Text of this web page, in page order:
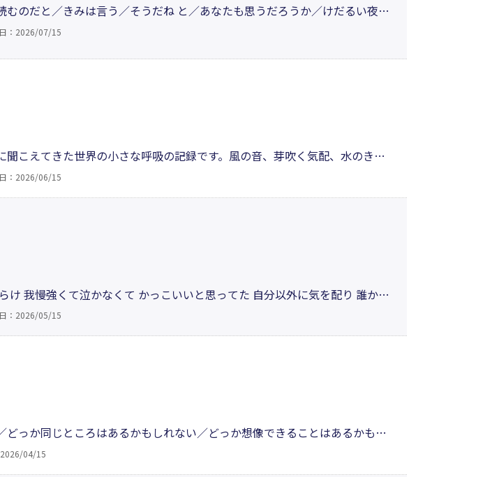
むのだと／きみは言う／そうだね と／あなたも思うだろうか／けだるい夜に
余した感情。読めば救われる、とは言えない。読んでもコンビニエントな
：2026/07/15
聞こえてきた世界の小さな呼吸の記録です。風の音、芽吹く気配、水のきら
す。（中略）どうか、ページをめくるあなたの心にもやわらかな風が届
代の半ばまで、目に映る風景や心模様を詩に綴った30篇。
：2026/06/15
け 我慢強くて泣かなくて かっこいいと思ってた 自分以外に気を配り 誰かの
々あったけど 全部が体を流れてる どんなにだめでも 全然いいし 全部いい
それでも日々は朗らかに 光を配るひとでいたい」（「それでも日々は」よ
：2026/05/15
どっか同じところはあるかもしれない／どっか想像できることはあるかもし
が誰かに否定されても／ぼくが肯定するよ」──生きづらさを感じて過ご
ール。ひとりじゃない、無理しなくていい──そんなメッセージが込められ
04/15